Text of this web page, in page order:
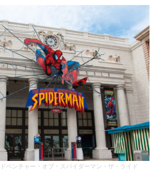
ベンチャー・オブ・スパイダーマン・ザ・ライド